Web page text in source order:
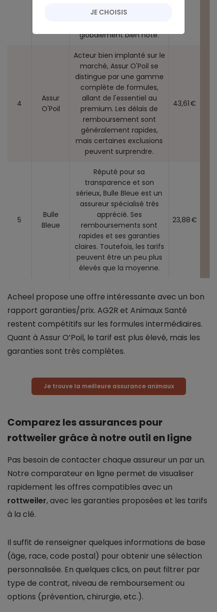
formules évolutives. Son
globalement bien noté.
4
Assur
O'Poil
Acteur bien implanté sur le
marché, Assur O'Poil se
distingue par une gamme
complète de formules,
allant de l'essentiel au
premium. Les délais de
remboursement sont
généralement rapides,
mais certaines exclusions
peuvent surprendre.
43,61 €
5
Bulle
Bleue
Réputé pour sa
transparence et son
sérieux, Bulle Bleue est un
assureur spécialisé très
apprécié. Ses
remboursements sont
rapides et ses garanties
claires. Toutefois, les tarifs
peuvent être un peu plus
élevés que la moyenne.
23,88 €
Acheel propose une offre intéressante avec un bon
rapport garanties/prix. AG2R et Animaux Santé
restent compétitifs sur les formules intermédiaires.
Quant à Assur O’Poil, le tarif est plus élevé, mais les
garanties sont très complètes.
Je trouve la meilleure assurance animaux
Comparez les assurances pour
rottweiler grâce à notre outil en ligne
Pas besoin de contacter chaque assureur un par un.
Notre comparateur en ligne permet de visualiser
rapidement les offres compatibles avec un
rottweiler, avec les garanties proposées et les tarifs
à la clé.
Il suffit de renseigner quelques informations de base
(âge, race, code postal) pour obtenir une sélection
personnalisée. En quelques clics, on peut filtrer par
type de contrat, niveau de remboursement ou
options (prévention, chirurgie, etc.).
JE CHOISIS